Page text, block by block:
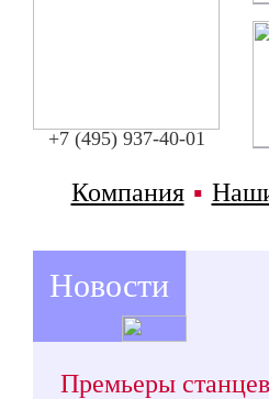
+7 (495) 937-40-01
Компания ▪
Новости
Премьеры